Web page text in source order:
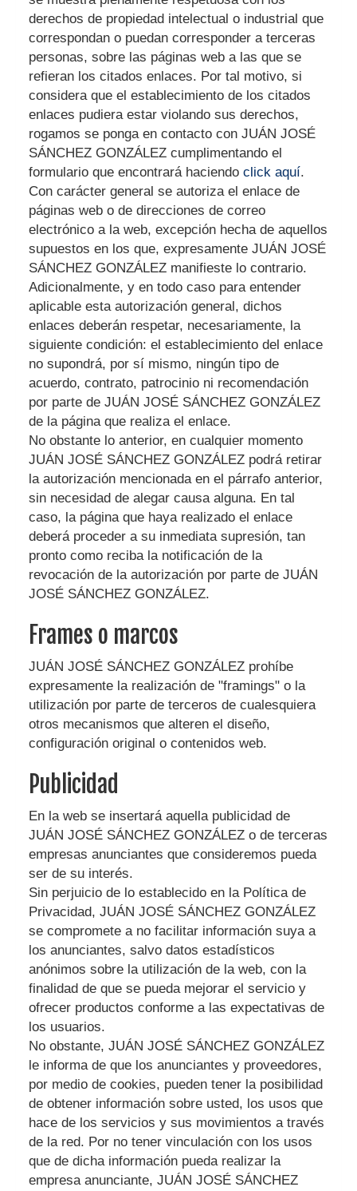
derechos de propiedad intelectual o industrial que
correspondan o puedan corresponder a terceras
personas, sobre las páginas web a las que se
refieran los citados enlaces. Por tal motivo, si
considera que el establecimiento de los citados
enlaces pudiera estar violando sus derechos,
rogamos se ponga en contacto con JUÁN JOSÉ
SÁNCHEZ GONZÁLEZ cumplimentando el
formulario que encontrará haciendo click aquí.
Con carácter general se autoriza el enlace de
páginas web o de direcciones de correo
electrónico a la web, excepción hecha de aquellos
supuestos en los que, expresamente JUÁN JOSÉ
SÁNCHEZ GONZÁLEZ manifieste lo contrario.
Adicionalmente, y en todo caso para entender
aplicable esta autorización general, dichos
enlaces deberán respetar, necesariamente, la
siguiente condición: el establecimiento del enlace
no supondrá, por sí mismo, ningún tipo de
acuerdo, contrato, patrocinio ni recomendación
por parte de JUÁN JOSÉ SÁNCHEZ GONZÁLEZ
de la página que realiza el enlace.
No obstante lo anterior, en cualquier momento
JUÁN JOSÉ SÁNCHEZ GONZÁLEZ podrá retirar
la autorización mencionada en el párrafo anterior,
sin necesidad de alegar causa alguna. En tal
caso, la página que haya realizado el enlace
deberá proceder a su inmediata supresión, tan
pronto como reciba la notificación de la
revocación de la autorización por parte de JUÁN
JOSÉ SÁNCHEZ GONZÁLEZ.
Frames o marcos
JUÁN JOSÉ SÁNCHEZ GONZÁLEZ prohíbe
expresamente la realización de "framings" o la
utilización por parte de terceros de cualesquiera
otros mecanismos que alteren el diseño,
configuración original o contenidos web.
Publicidad
En la web se insertará aquella publicidad de
JUÁN JOSÉ SÁNCHEZ GONZÁLEZ o de terceras
empresas anunciantes que consideremos pueda
ser de su interés.
Sin perjuicio de lo establecido en la Política de
Privacidad, JUÁN JOSÉ SÁNCHEZ GONZÁLEZ
se compromete a no facilitar información suya a
los anunciantes, salvo datos estadísticos
anónimos sobre la utilización de la web, con la
finalidad de que se pueda mejorar el servicio y
ofrecer productos conforme a las expectativas de
los usuarios.
No obstante, JUÁN JOSÉ SÁNCHEZ GONZÁLEZ
le informa de que los anunciantes y proveedores,
por medio de cookies, pueden tener la posibilidad
de obtener información sobre usted, los usos que
hace de los servicios y sus movimientos a través
de la red. Por no tener vinculación con los usos
que de dicha información pueda realizar la
empresa anunciante, JUÁN JOSÉ SÁNCHEZ